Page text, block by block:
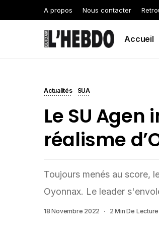
A propos Nous contacter
Accueil
Actualités SUA
Le SU
réalisme
Toujours menés au score,
Oyonnax. Le leader
18 Novembre 2022 2 Min De Lecture